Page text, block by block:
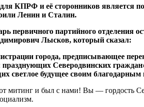
КПРФ и её сторонников является
Ленин и Сталин.
первичного партийного
Лысков, который сказал:
города, предписывающее
празднующих Северодвинских
светлое будущее своим
митинг и был с нами! Вы — гордость